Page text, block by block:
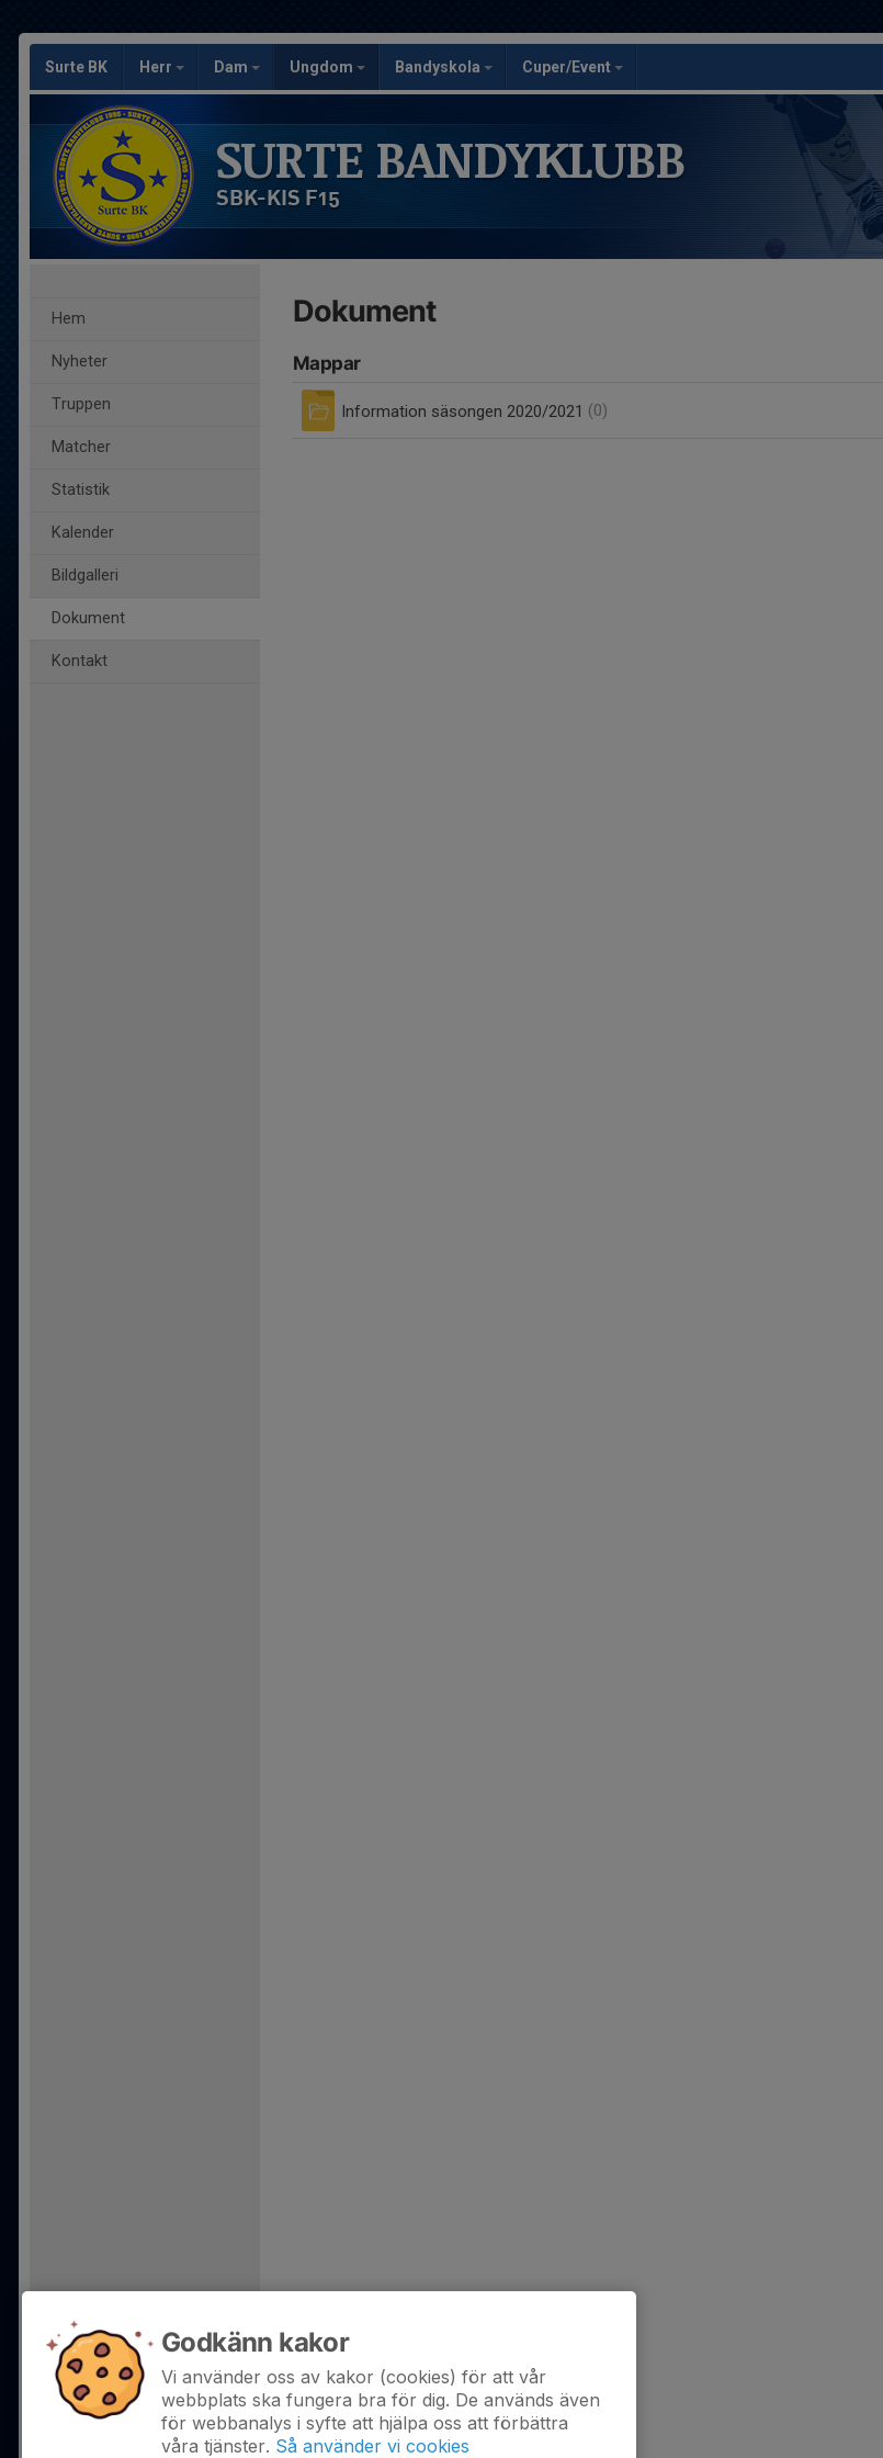
Surte BK Herr Dam Ungdom Bandyskola Cuper/Event
SURTE BANDYKLUBB
SBK-KIS F15
Hem
Nyheter
Truppen
Matcher
Statistik
Kalender
Bildgalleri
Dokument
Kontakt
Dokument
Mappar
Information säsongen 2020/2021 (0)
Godkänn kakor
Vi använder oss av kakor (cookies) för att vår
webbplats ska fungera bra för dig. De används även
för webbanalys i syfte att hjälpa oss att förbättra
våra tjänster. Så använder vi cookies